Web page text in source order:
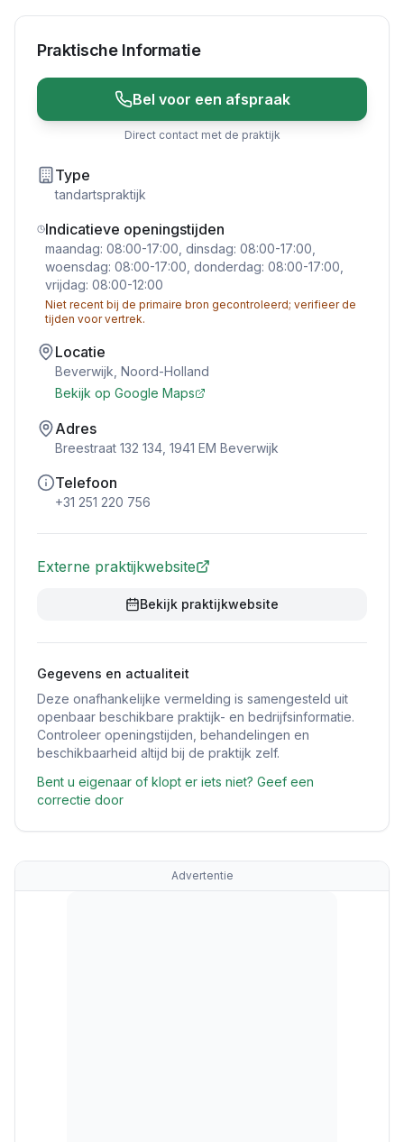
Praktische Informatie
Bel voor een afspraak
Direct contact met de praktijk
Type
tandartspraktijk
Indicatieve openingstijden
maandag: 08:00-17:00, dinsdag: 08:00-17:00,
woensdag: 08:00-17:00, donderdag: 08:00-17:00,
vrijdag: 08:00-12:00
Niet recent bij de primaire bron gecontroleerd; verifieer de
tijden voor vertrek.
Locatie
Beverwijk Noord-Holland
Bekijk op Google Maps
Adres
Breestraat 132 134, 1941 EM Beverwijk
Telefoon
+31 251 220 756
Externe praktijkwebsite
Bekijk praktijkwebsite
Gegevens en actualiteit
Deze onafhankelijke vermelding is samengesteld uit
openbaar beschikbare praktijk- en bedrijfsinformatie.
Controleer openingstijden, behandelingen en
beschikbaarheid altijd bij de praktijk zelf.
Bent u eigenaar of klopt er iets niet? Geef een
correctie door
Advertentie